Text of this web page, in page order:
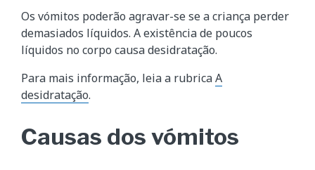
Os vómitos poderão agravar-se se a criança perder
demasiados líquidos. A existência de poucos
líquidos no corpo causa desidratação.
Para mais informação, leia a rubricaA
desidratação.
Causas dos vómitos